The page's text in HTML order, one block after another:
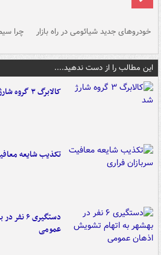
خودروهای جدید شیائومی در راه بازار چرا
این مطالب را از دست ندهید....
کالابرگ ۳ گروه شارژ شد
تکذیب شایعه
دستگیری
عمومی